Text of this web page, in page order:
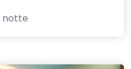
notte